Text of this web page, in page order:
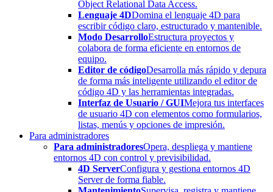
Object Relational Data Access.
Lenguaje 4DDomina el lenguaje 4D para
escribir código claro, estructurado y mantenible.
Modo DesarrolloEstructura proyectos y
colabora de forma eficiente en entornos de
equipo.
Editor de códigoDesarrolla más rápido y depura
de forma más inteligente utilizando el editor de
código 4D y las herramientas integradas.
Interfaz de Usuario / GUIMejora tus interfaces
de usuario 4D con elementos como formularios,
listas, menús y opciones de impresión.
Para administradores
Para administradoresOpera, despliega y mantiene
entornos 4D con control y previsibilidad.
4D ServerConfigura y gestiona entornos 4D
Server de forma fiable.